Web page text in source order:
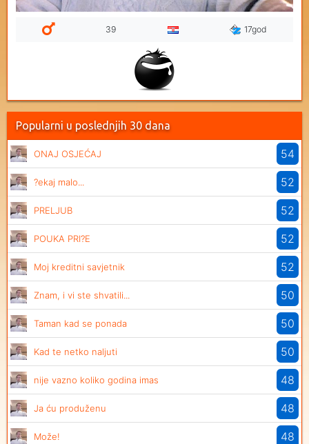
39 17god
Popularni u poslednjih 30 dana
ONAJ OSJEĆAJ 54
?ekaj malo... 52
PRELJUB 52
POUKA PRI?E 52
Moj kreditni savjetnik 52
Znam, i vi ste shvatili... 50
Taman kad se ponada 50
Kad te netko naljuti 50
nije vazno koliko godina imas 48
Ja ću produženu 48
Može! 48